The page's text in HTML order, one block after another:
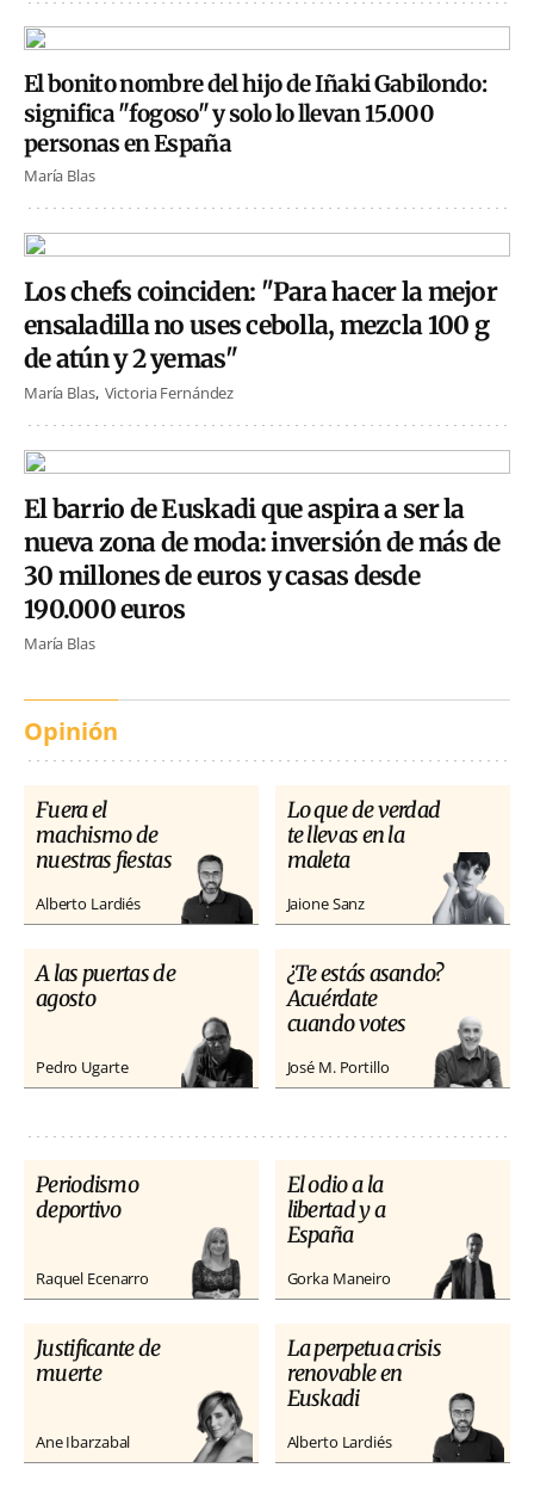
El bonito nombre del hijo de Iñaki Gabilondo:
significa "fogoso" y solo lo llevan 15.000
personas en España
María Blas
Los chefs coinciden: "Para hacer la mejor
ensaladilla no uses cebolla, mezcla 100 g
de atún y 2 yemas"
María Blas Victoria Fernández
El barrio de Euskadi que aspira a ser la
nueva zona de moda: inversión de más de
30 millones de euros y casas desde
190.000 euros
María Blas
Opinión
Fuera el
machismo de
nuestras fiestas
Alberto Lardiés
Lo que de verdad
te llevas en la
maleta
Jaione Sanz
A las puertas de
agosto
Pedro Ugarte
¿Te estás asando?
Acuérdate
cuando votes
José M. Portillo
Periodismo
deportivo
Raquel Ecenarro
El odio a la
libertad y a
España
Gorka Maneiro
Justificante de
muerte
Ane Ibarzabal
La perpetua crisis
renovable en
Euskadi
Alberto Lardiés